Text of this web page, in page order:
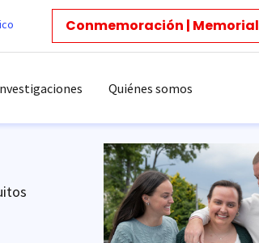
Conmemoración | Memorial
Quiénes somos